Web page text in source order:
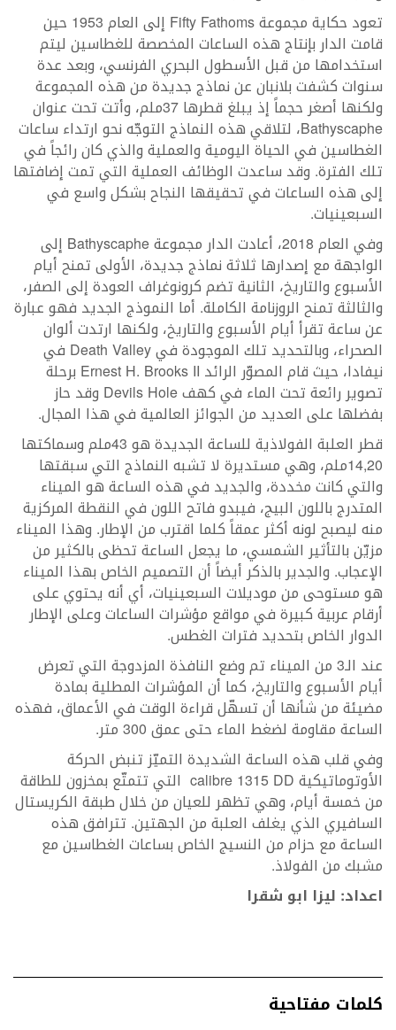
تعود حكاية مجموعة Fifty Fathoms إلى العام 1953 حين
قامت الدار بإنتاج هذه الساعات المخصصة للغطاسين ليتم
استخدامها من قبل الأسطول البحري الفرنسي، وبعد عدة
سنوات كشفت بلانبان عن نماذج جديدة من هذه المجموعة
ولكنها أصغر حجماً إذ يبلغ قطرها 37ملم، وأتت تحت عنوان
Bathyscaphe، لتلاقي هذه النماذج التوجّه نحو ارتداء ساعات
الغطاسين في الحياة اليومية والعملية والذي كان رائجاً في
تلك الفترة. وقد ساعدت الوظائف العملية التي تمت إضافتها
إلى هذه الساعات في تحقيقها النجاح بشكل واسع في
السبعينيات.
وفي العام 2018، أعادت الدار مجموعة Bathyscaphe إلى
الواجهة مع إصدارها ثلاثة نماذج جديدة، الأولى تمنح أيام
الأسبوع والتاريخ، الثانية تضم كرونوغراف العودة إلى الصفر،
والثالثة تمنح الروزنامة الكاملة. أما النموذج الجديد فهو عبارة
عن ساعة تقرأ أيام الأسبوع والتاريخ، ولكنها ارتدت ألوان
الصحراء، وبالتحديد تلك الموجودة في Death Valley في
نيفادا، حيث قام المصوّر الرائد Ernest H. Brooks II برحلة
تصوير رائعة تحت الماء في كهف Devils Hole وقد حاز
بفضلها على العديد من الجوائز العالمية في هذا المجال.
قطر العلبة الفولاذية للساعة الجديدة هو 43ملم وسماكتها
14,20ملم، وهي مستديرة لا تشبه النماذج التي سبقتها
والتي كانت مخددة، والجديد في هذه الساعة هو الميناء
المتدرج باللون البيج، فيبدو فاتح اللون في النقطة المركزية
منه ليصبح لونه أكثر عمقاً كلما اقترب من الإطار. وهذا الميناء
مزيّن بالتأثير الشمسي، ما يجعل الساعة تحظى بالكثير من
الإعجاب. والجدير بالذكر أيضاً أن التصميم الخاص بهذا الميناء
هو مستوحى من موديلات السبعينيات، أي أنه يحتوي على
أرقام عربية كبيرة في مواقع مؤشرات الساعات وعلى الإطار
الدوار الخاص بتحديد فترات الغطس.
عند الـ3 من الميناء تم وضع النافذة المزدوجة التي تعرض
أيام الأسبوع والتاريخ، كما أن المؤشرات المطلية بمادة
مضيئة من شأنها أن تسهّل قراءة الوقت في الأعماق، فهذه
الساعة مقاومة لضغط الماء حتى عمق 300 متر.
وفي قلب هذه الساعة الشديدة التميّز تنبض الحركة
الأوتوماتيكية calibre 1315 DD التي تتمتّع بمخزون للطاقة
من خمسة أيام، وهي تظهر للعيان من خلال طبقة الكريستال
السافيري الذي يغلف العلبة من الجهتين. تترافق هذه
الساعة مع حزام من النسيج الخاص بساعات الغطاسين مع
مشبك من الفولاذ.
اعداد: ليزا ابو شقرا
كلمات مفتاحية